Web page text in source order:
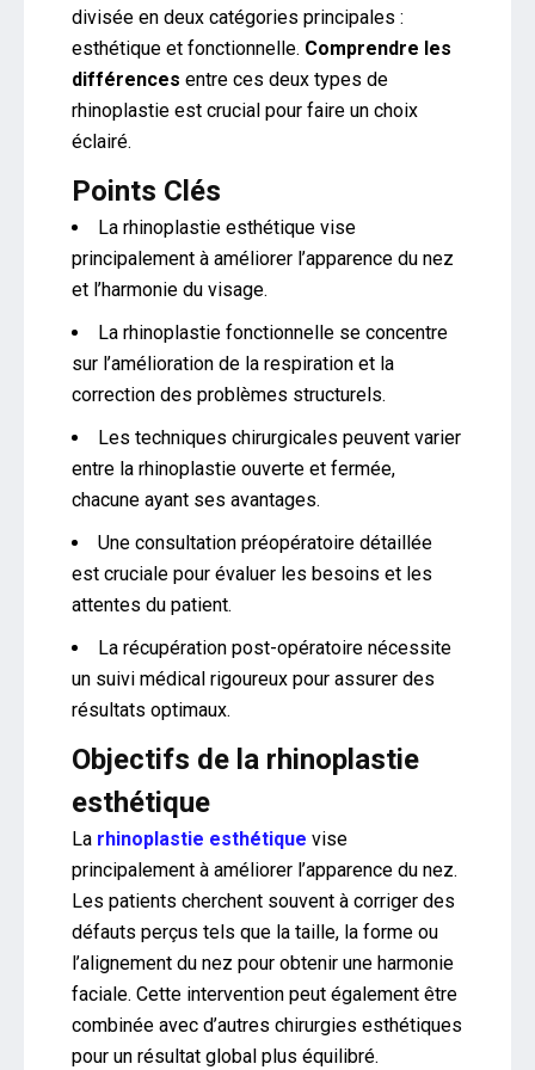
divisée en deux catégories principales :
esthétique et fonctionnelle. Comprendre les
différences entre ces deux types de
rhinoplastie est crucial pour faire un choix
éclairé.
Points Clés
La rhinoplastie esthétique vise
principalement à améliorer l’apparence du nez
et l’harmonie du visage.
La rhinoplastie fonctionnelle se concentre
sur l’amélioration de la respiration et la
correction des problèmes structurels.
Les techniques chirurgicales peuvent varier
entre la rhinoplastie ouverte et fermée,
chacune ayant ses avantages.
Une consultation préopératoire détaillée
est cruciale pour évaluer les besoins et les
attentes du patient.
La récupération post-opératoire nécessite
un suivi médical rigoureux pour assurer des
résultats optimaux.
Objectifs de la rhinoplastie
esthétique
La rhinoplastie esthétique vise
principalement à améliorer l’apparence du nez.
Les patients cherchent souvent à corriger des
défauts perçus tels que la taille, la forme ou
l’alignement du nez pour obtenir une harmonie
faciale. Cette intervention peut également être
combinée avec d’autres chirurgies esthétiques
pour un résultat global plus équilibré.